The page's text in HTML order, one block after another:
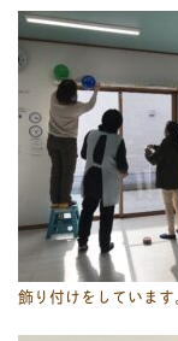
飾り付けをしています